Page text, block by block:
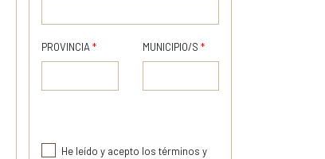
PROVINCIA * MUNICIPIO/S *
He leído y acepto los términos y